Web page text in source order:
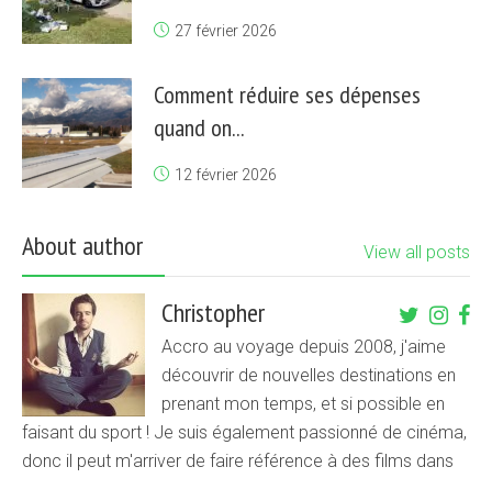
27 février 2026
Comment réduire ses dépenses
quand on...
12 février 2026
About author View all posts
Christopher
Accro au voyage depuis 2008, j'aime
découvrir de nouvelles destinations en
prenant mon temps, et si possible en
faisant du sport ! Je suis également passionné de cinéma,
donc il peut m'arriver de faire référence à des films dans